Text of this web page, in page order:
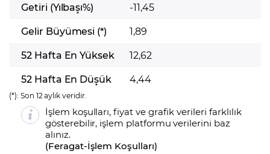
Getiri (Yılbaşı%)
-11,45
Gelir Büyümesi (*)
1,89
52 Hafta En Yüksek
12,62
52 Hafta En Düşük
4,44
(*): Son 12 aylık veridir.
İşlem koşulları, fiyat ve grafik verileri farklılık
gösterebilir, işlem platformu verilerini baz
alınız.
(Feragat-İşlem Koşulları)